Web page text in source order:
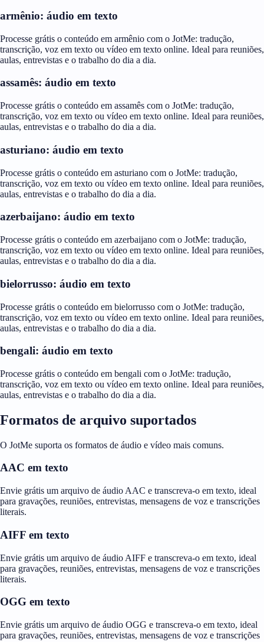
armênio: áudio em texto
Processe grátis o conteúdo em armênio com o JotMe: tradução,
transcrição, voz em texto ou vídeo em texto online. Ideal para reuniões,
aulas, entrevistas e o trabalho do dia a dia.
assamês: áudio em texto
Processe grátis o conteúdo em assamês com o JotMe: tradução,
transcrição, voz em texto ou vídeo em texto online. Ideal para reuniões,
aulas, entrevistas e o trabalho do dia a dia.
asturiano: áudio em texto
Processe grátis o conteúdo em asturiano com o JotMe: tradução,
transcrição, voz em texto ou vídeo em texto online. Ideal para reuniões,
aulas, entrevistas e o trabalho do dia a dia.
azerbaijano: áudio em texto
Processe grátis o conteúdo em azerbaijano com o JotMe: tradução,
transcrição, voz em texto ou vídeo em texto online. Ideal para reuniões,
aulas, entrevistas e o trabalho do dia a dia.
bielorrusso: áudio em texto
Processe grátis o conteúdo em bielorrusso com o JotMe: tradução,
transcrição, voz em texto ou vídeo em texto online. Ideal para reuniões,
aulas, entrevistas e o trabalho do dia a dia.
bengali: áudio em texto
Processe grátis o conteúdo em bengali com o JotMe: tradução,
transcrição, voz em texto ou vídeo em texto online. Ideal para reuniões,
aulas, entrevistas e o trabalho do dia a dia.
Formatos de arquivo suportados
O JotMe suporta os formatos de áudio e vídeo mais comuns.
AAC em texto
Envie grátis um arquivo de áudio AAC e transcreva-o em texto, ideal
para gravações, reuniões, entrevistas, mensagens de voz e transcrições
literais.
AIFF em texto
Envie grátis um arquivo de áudio AIFF e transcreva-o em texto, ideal
para gravações, reuniões, entrevistas, mensagens de voz e transcrições
literais.
OGG em texto
Envie grátis um arquivo de áudio OGG e transcreva-o em texto, ideal
para gravações, reuniões, entrevistas, mensagens de voz e transcrições